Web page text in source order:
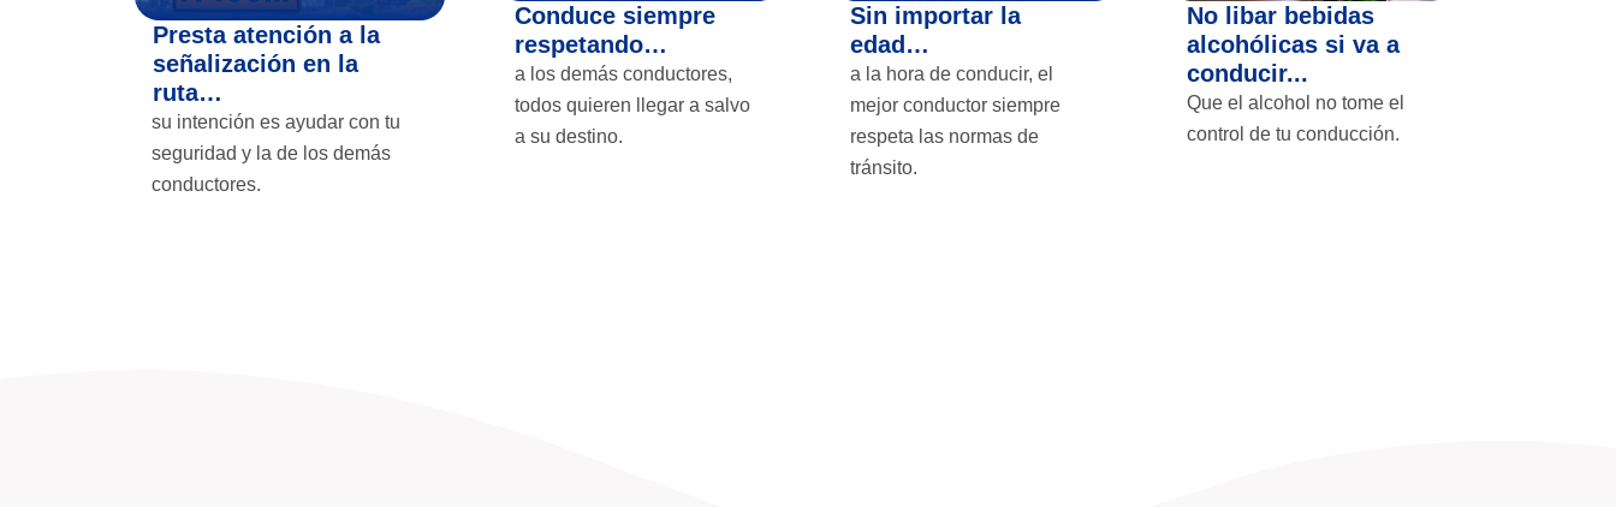
Presta atención a la
señalización en la
ruta…
su intención es ayudar con tu
seguridad y la de los demás
conductores.
Conduce siempre
respetando…
a los demás conductores,
todos quieren llegar a salvo
a su destino.
Sin importar la
edad…
a la hora de conducir, el
mejor conductor siempre
respeta las normas de
tránsito.
No libar bebidas
alcohólicas si va a
conducir...
Que el alcohol no tome el
control de tu conducción.